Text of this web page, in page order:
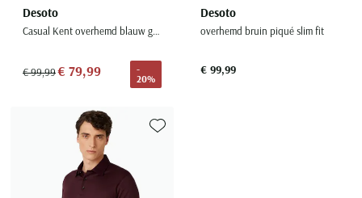
Desoto
Casual Kent overhemd blauw gemêleerd 100% katoen
€ 99,99€ 79,99
-
20%
Desoto
overhemd bruin piqué slim fit
€ 99,99